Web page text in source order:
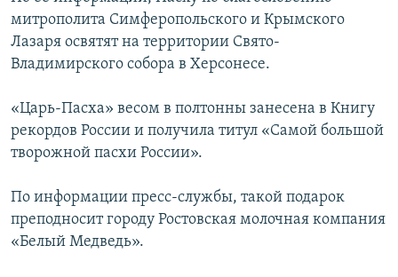
митрополита Симферопольского и Крымского
Лазаря освятят на территории Свято-
Владимирского собора в Херсонесе.
«Царь-Пасха» весом в полтонны занесена в Книгу
рекордов России и получила титул «Самой большой
творожной пасхи России».
По информации пресс-службы, такой подарок
преподносит городу Ростовская молочная компания
«Белый Медведь».